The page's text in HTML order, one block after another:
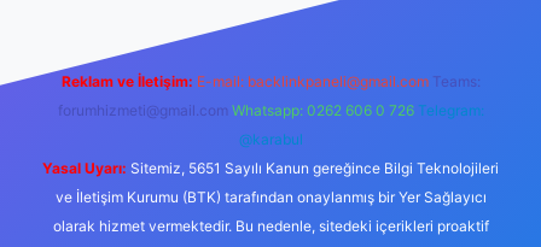
Reklam ve İletişim: E-mail: backlinkpaneli@gmail.com Teams:
forumhizmeti@gmail.com Whatsapp: 0262 606 0 726 Telegram:
@karabul
Yasal Uyarı: Sitemiz, 5651 Sayılı Kanun gereğince Bilgi Teknolojileri
ve İletişim Kurumu (BTK) tarafından onaylanmış bir Yer Sağlayıcı
olarak hizmet vermektedir. Bu nedenle, sitedeki içerikleri proaktif